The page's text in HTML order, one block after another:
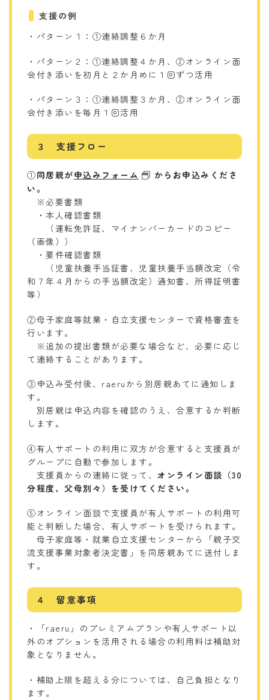
支援の例
・パターン１：①連絡調整６か月
・パターン２：①連絡調整４か月、②オンライン面
会付き添いを初月と２か月めに１回ずつ活用
・パターン３：①連絡調整３か月、②オンライン面
会付き添いを毎月１回活用
３ 支援フロー
①同居親が申込みフォーム
からお申込みくださ
い。
※必要書類
・本人確認書類
（運転免許証、マイナンバーカードのコピー
（画像））
・要件確認書類
（児童扶養手当証書、児童扶養手当額改定（令
和７年４月からの手当額改定）通知書、所得証明書
等）
②母子家庭等就業・自立支援センターで資格審査を
行います。
※追加の提出書類が必要な場合など、必要に応じ
て連絡することがあります。
③申込み受付後、raeruから別居親あてに通知しま
す。
別居親は申込内容を確認のうえ、合意するか判断
します。
④有人サポートの利用に双方が合意すると支援員が
グループに自動で参加します。
支援員からの連絡に従って、 オンライン面談（30
分程度、父母別々）を受けてください。
⑤オンライン面談で支援員が有人サポートの利用可
能と判断した場合、有人サポートを受けられます。
母子家庭等・就業自立支援センターから「親子交
流支援事業対象者決定書」を同居親あてに送付しま
す。
４ 留意事項
・「raeru」のプレミアムプランや有人サポート以
外のオプションを活用される場合の利用料は補助対
象となりません。
・補助上限を超える分については、自己負担となり
ます。